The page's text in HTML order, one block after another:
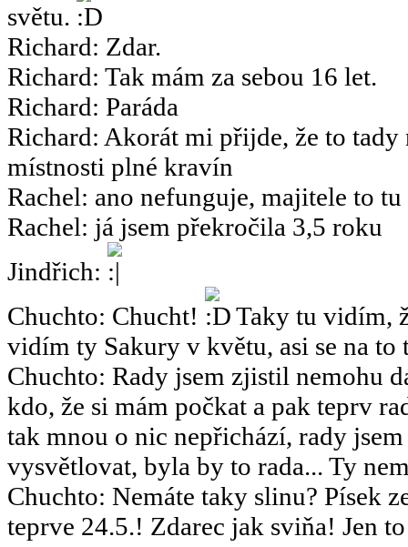
světu.
Richard: Zdar.
Richard: Tak mám za sebou 16 let.
Richard: Paráda
Richard: Akorát mi přijde, že to tady
místnosti plné kravín
Rachel: ano nefunguje, majitele to
Rachel: já jsem překročila 3,5 roku
Jindřich:
Chuchto: Chucht!
Taky tu vidím,
vidím ty Sakury v květu, asi se na to
Chuchto: Rady jsem zjistil nemohu
kdo, že si mám počkat a pak teprv
tak mnou o nic nepřichází, rady
vysvětlovat, byla by to rada... Ty
Chuchto: Nemáte taky slinu? Písek
teprve 24.5.! Zdarec jak sviňa! Jen